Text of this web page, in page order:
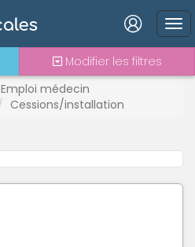
Connexion
Mot de passe oublié ?
Connexion
Emploi médecin
Cessions/installation
Modifier les filtres